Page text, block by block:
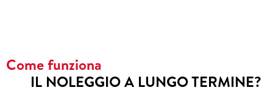
Come funziona
IL NOLEGGIO A LUNGO TERMINE?